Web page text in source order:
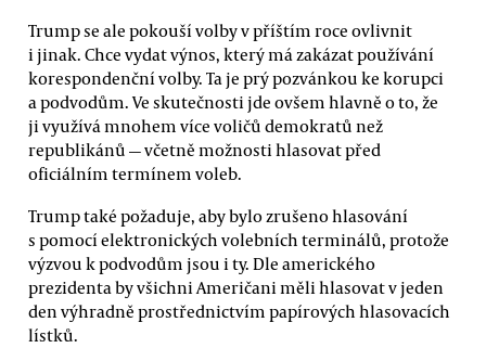
Trump se ale pokouší volby v příštím roce ovlivnit
i jinak. Chce vydat výnos, který má zakázat používání
korespondenční volby. Ta je prý pozvánkou ke korupci
a podvodům. Ve skutečnosti jde ovšem hlavně o to, že
ji využívá mnohem více voličů demokratů než
republikánů — včetně možnosti hlasovat před
oficiálním termínem voleb.
Trump také požaduje, aby bylo zrušeno hlasování
s pomocí elektronických volebních terminálů, protože
výzvou k podvodům jsou i ty. Dle amerického
prezidenta by všichni Američani měli hlasovat v jeden
den výhradně prostřednictvím papírových hlasovacích
lístků.